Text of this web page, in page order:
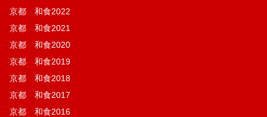
京都 和食2022
京都 和食2021
京都 和食2020
京都 和食2019
京都 和食2018
京都 和食2017
京都 和食2016